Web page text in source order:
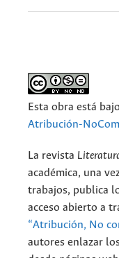
Esta obra está
Atribución-
La revista
académica, una
trabajos, publica
acceso abierto a
“Atribución, No
autores enlazar